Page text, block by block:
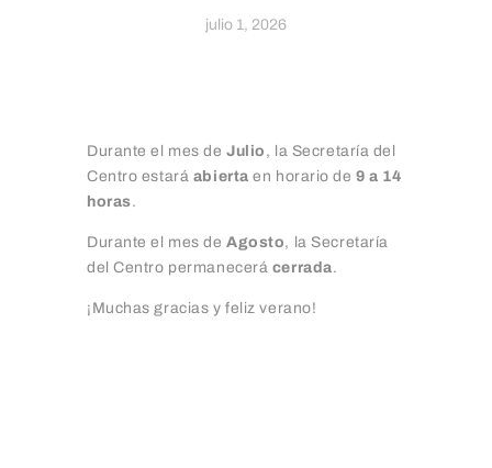
julio 1, 2026
Durante el mes deJulio , la Secretaría del
Centro estará abierta en horario de9 a 14
horas.
Durante el mes deAgosto, la Secretaría
del Centro permanecerá cerrada.
¡Muchas gracias y feliz verano!